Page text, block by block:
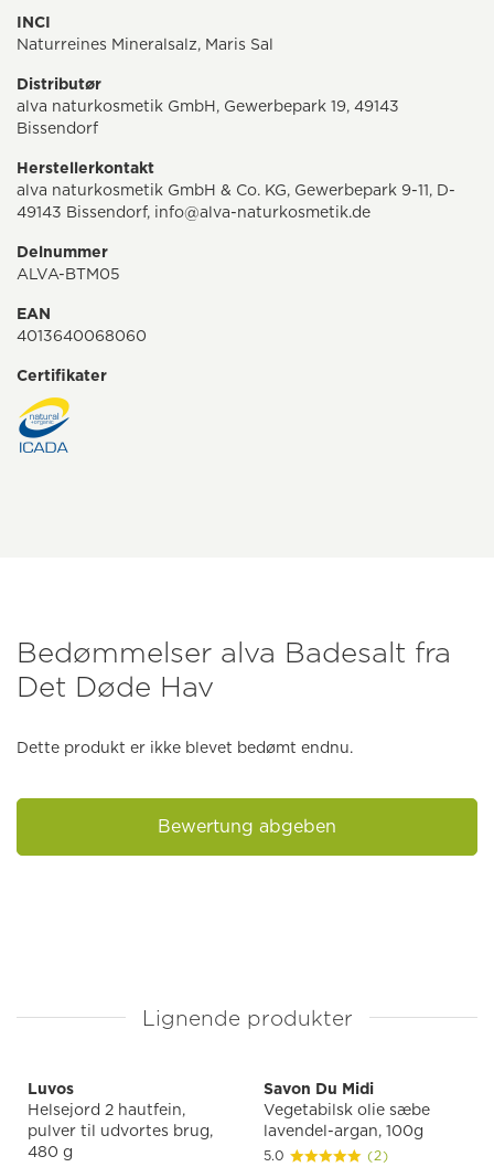
INCI
Naturreines Mineralsalz, Maris Sal
Distributør
alva naturkosmetik GmbH, Gewerbepark 19, 49143
Bissendorf
Herstellerkontakt
alva naturkosmetik GmbH & Co. KG, Gewerbepark 9-11, D-
49143 Bissendorf, info@alva-naturkosmetik.de
Delnummer
ALVA-BTM05
EAN
4013640068060
Certifikater
Bedømmelser alva Badesalt fra
Det Døde Hav
Dette produkt er ikke blevet bedømt endnu.
Bewertung abgeben
Lignende produkter
Luvos
Helsejord 2 hautfein,
pulver til udvortes brug,
480 g
Savon Du Midi
Vegetabilsk olie sæbe
lavendel-argan, 100g
5.0 (2)